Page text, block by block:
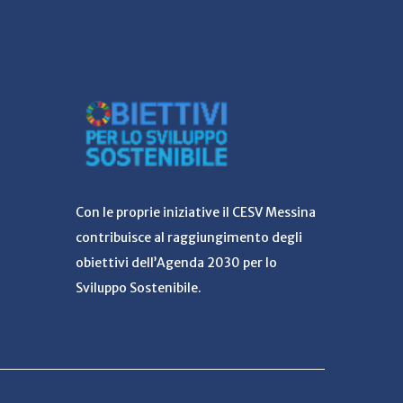
Con le proprie iniziative il CESV Messina
contribuisce al raggiungimento degli
obiettivi dell’Agenda 2030 per lo
Sviluppo Sostenibile.